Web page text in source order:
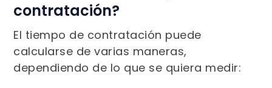
contratación?
El tiempo de contratación puede
calcularse de varias maneras,
dependiendo de lo que se quiera medir: